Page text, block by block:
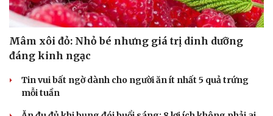
Mâm xôi đỏ: Nhỏ bé nhưng giá trị dinh dưỡng
đáng kinh ngạc
Tin vui bất ngờ dành cho người ăn ít nhất 5 quả trứng
mỗi tuần